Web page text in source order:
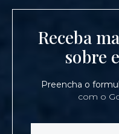
Receba
sobre
Preencha o
com o